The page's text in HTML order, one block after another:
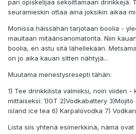
pari opiskelijaa sekoittamaan drinkkejä.
seuramieskin ottaa aina joksikin aikaa
Monissa häissähän tarjotaan boolia -
maultaan mitäänsanomatonta. Niin
boolia, en astu sitä lähellekään.
on jo aika kauan sitten nähtyjä...
Muutama menestysresepti tähän:
1) Tee drinkkilista valmiiksi, noin viiden -
mittaiseksi: 1)GT 2)Vodkabattery
island ice tea 6) Karpalovodka 7)
Lista siis yhtenä esimerkkinä, nämä